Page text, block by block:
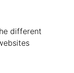
different